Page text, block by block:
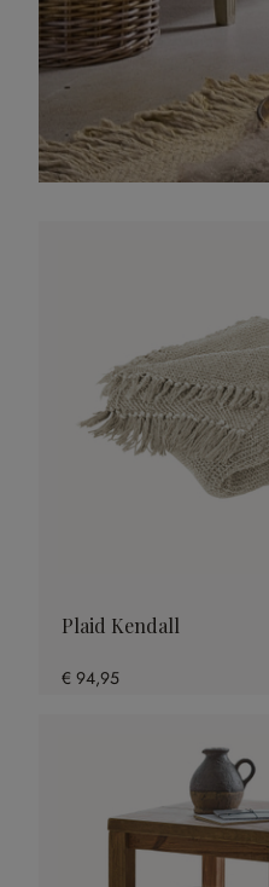
Plaid Kendall
€ 94,95